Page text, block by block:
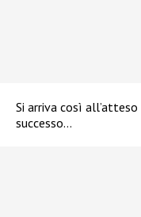
Si arriva così all’atteso
successo…